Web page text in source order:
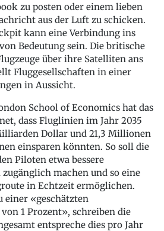
zu posten oder einem lieben
aus der Luft zu schicken.
kann eine Verbindung ins
Bedeutung sein. Die britische
über ihre Satelliten ans
Fluggesellschaften in einer
in Aussicht.
School of Economics hat das
dass Fluglinien im Jahr 2035
Dollar und 21,3 Millionen
einsparen könnten. So soll die
Piloten etwa bessere
machen und so eine
in Echtzeit ermöglichen.
einer «geschätzten
1 Prozent», schreiben die
entspreche dies pro Jahr